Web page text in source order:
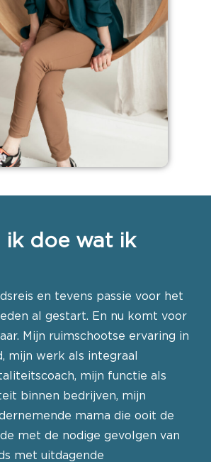
ik doe wat ik
en tevens passie voor het
al gestart. En nu komt voor
Mijn ruimschootse ervaring in
mijn werk als integraal
mijn functie als
binnen bedrijven, mijn
mama die ooit de
met de nodige gevolgen van
met uitdagende